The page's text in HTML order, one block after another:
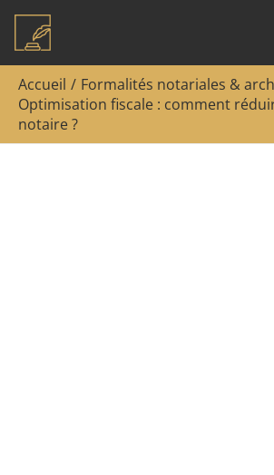
Aller
contenu
Accueil
Formalités notariales &
Optimisation fiscale : comment
notaire ?
Rechercher